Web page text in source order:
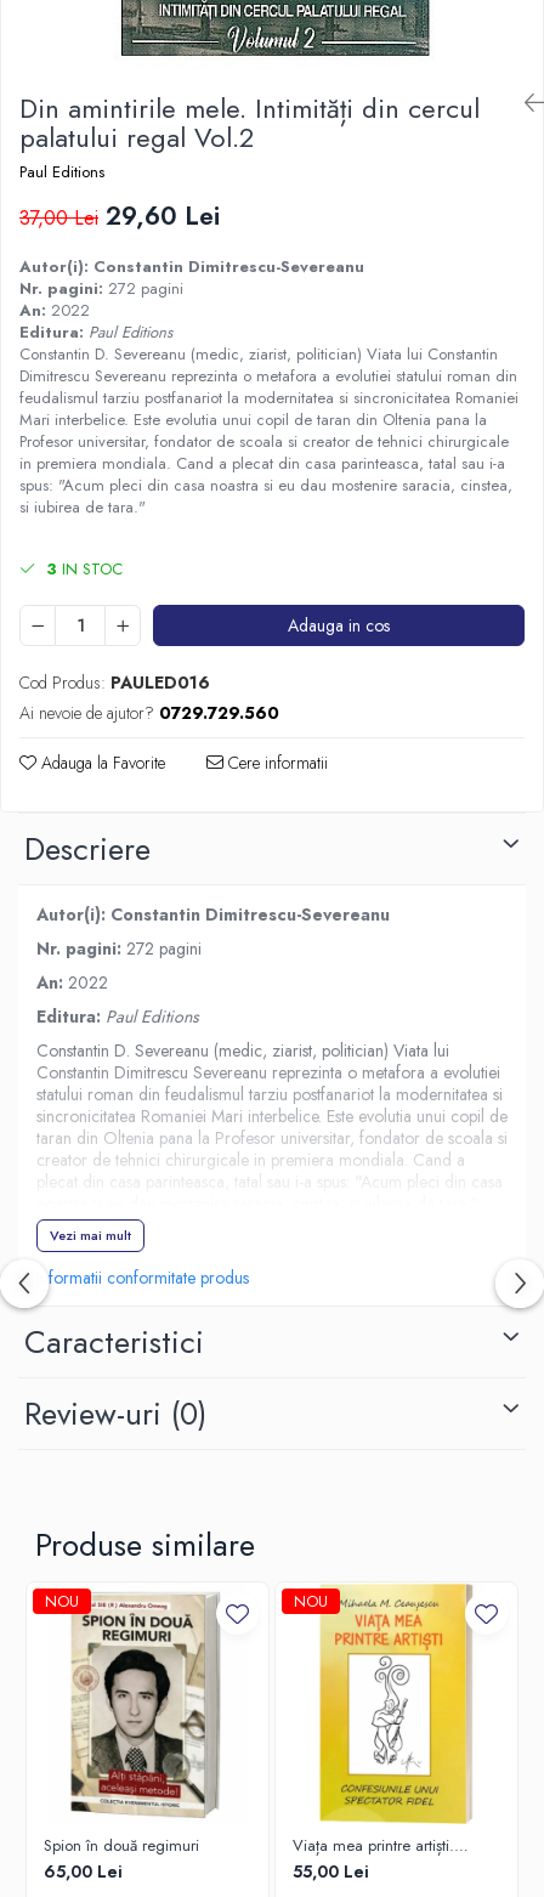
Jurnale/Memorii
Manuale scolare/Cursuri
Medicină
Poezie
Proză
Psihologie
Sociologie
Spiritualitate/Ezoterism
Sport
Stiinte/Educatie
Din amintirile mele. Intimități din cercul
palatului regal Vol.2
Paul Editions
37,00 Lei 29,60 Lei
Autor(i): Constantin Dimitrescu-Severeanu
Nr. pagini: 272 pagini
An: 2022
Editura: Paul Editions
Constantin D. Severeanu (medic, ziarist, politician) Viata lui Constantin
Dimitrescu Severeanu reprezinta o metafora a evolutiei statului roman din
feudalismul tarziu postfanariot la modernitatea si sincronicitatea Romaniei
Mari interbelice. Este evolutia unui copil de taran din Oltenia pana la
Profesor universitar, fondator de scoala si creator de tehnici chirurgicale
in premiera mondiala. Cand a plecat din casa parinteasca, tatal sau i-a
spus: "Acum pleci din casa noastra si eu dau mostenire saracia, cinstea,
si iubirea de tara."
3 IN STOC
Adauga in cos
Cod Produs: PAULED016
Ai nevoie de ajutor? 0729.729.560
Adauga la Favorite Cere informatii
Descriere
Autor(i): Constantin Dimitrescu-Severeanu
Nr. pagini: 272 pagini
An: 2022
Editura: Paul Editions
Constantin D. Severeanu (medic, ziarist, politician) Viata lui
Constantin Dimitrescu Severeanu reprezinta o metafora a evolutiei
statului roman din feudalismul tarziu postfanariot la modernitatea si
sincronicitatea Romaniei Mari interbelice. Este evolutia unui copil de
taran din Oltenia pana la Profesor universitar, fondator de scoala si
creator de tehnici chirurgicale in premiera mondiala. Cand a
plecat din casa parinteasca, tatal sau i-a spus: "Acum pleci din casa
Vezi mai mult
Informatii conformitate produs
Caracteristici
Review-uri (0)
Produse similare
NOU
Spion în două regimuri
65,00 Lei
NOU
Viața mea printre artiști.
Confesiunile unui spectator
fidel
55,00 Lei